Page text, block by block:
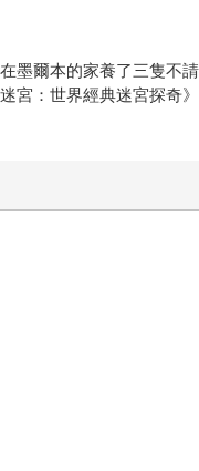
爾本的家養了三隻不
：世界經典迷宮探奇